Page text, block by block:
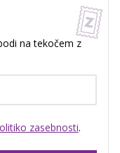
na tekočem z
zasebnosti.